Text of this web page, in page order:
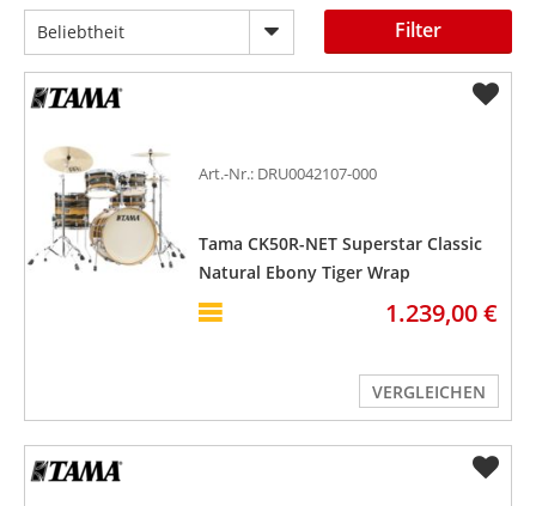
Beliebtheit Filter
Art.-Nr.: DRU0042107-000
Tama CK50R-NET Superstar Classic
Natural Ebony Tiger Wrap
1.239,00 €
VERGLEICHEN